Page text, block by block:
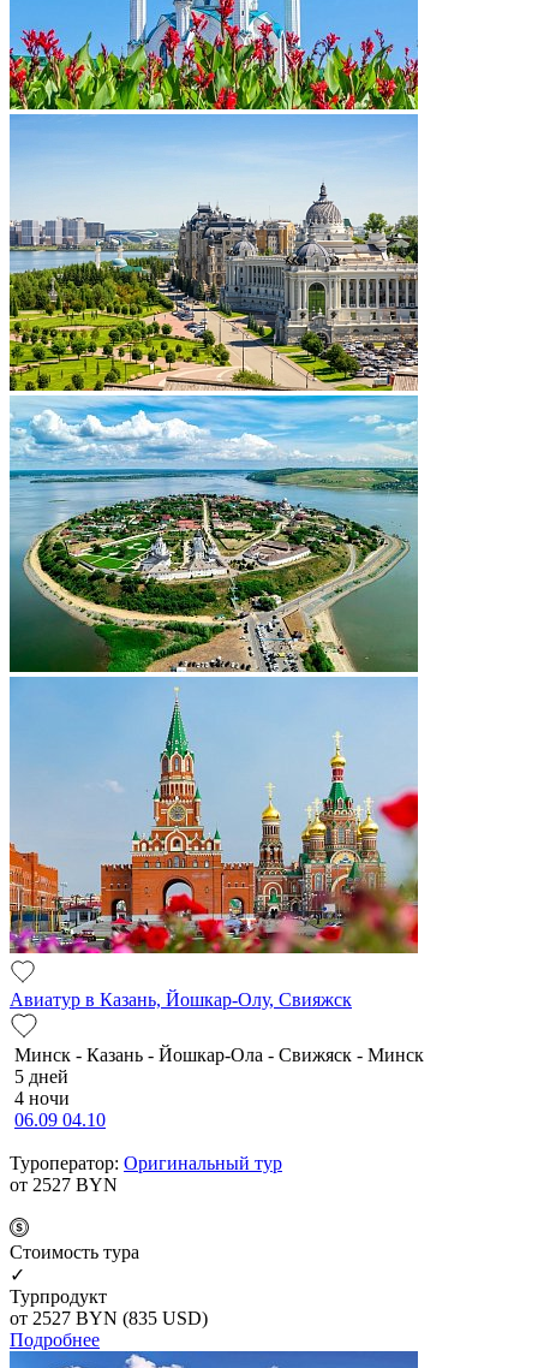
Авиатур в Казань, Йошкар-Олу, Свияжск
Минск - Казань - Йошкар-Ола - Свижяск - Минск
5 дней
4 ночи
06.09 04.10
Туроператор: Оригинальный тур
от 2527 BYN
Cтоимость тура
✓
Турпродукт
от 2527 BYN (835 USD)
Подробнее